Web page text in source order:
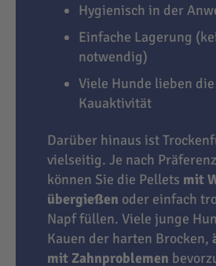
Hygienisch in der
Einfache Lagerung
notwendig)
Viele Hunde lieben
Kauaktivität
Darüber hinaus ist
vielseitig. Je nach
können Sie die Pellets mit
übergießen oder einfach
Napf füllen. Viele junge
Kauen der harten Brocken,
mit Zahnproblemen